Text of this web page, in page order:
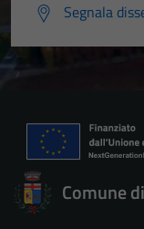
Segnala
Comune